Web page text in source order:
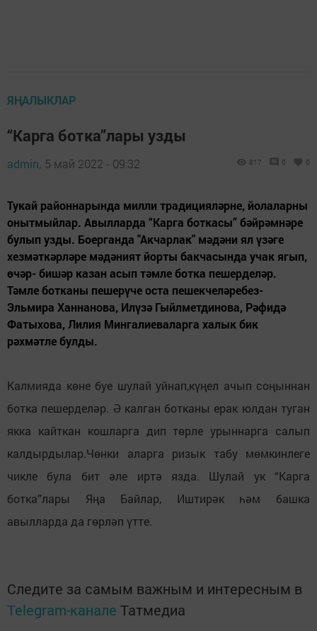
ЯҢАЛЫКЛАР
“Карга ботка”лары узды
admin, 5 май 2022 - 09:32 817 0 0
Тукай районнарында милли традицияләрне, йолаларны
онытмыйлар. Авылларда “Карга боткасы” бәйрәмнәре
булып узды. Боерганда "Акчарлак" мәдәни ял үзәге
хезмәткәрләре мәдәният йорты бакчасында учак ягып,
өчәр- бишәр казан асып тәмле ботка пешерделәр.
Тәмле ботканы пешерүче оста пешекчеләребез-
Эльмира Ханнанова, Илүзә Гыйлметдинова, Рәфидә
Фатыхова, Лилия Мингалиеваларга халык бик
рәхмәтле булды.
Калмияда көне буе шулай уйнап,күңел ачып соңыннан
ботка пешерделәр. Ә калган ботканы ерак юлдан туган
якка кайткан кошларга дип төрле урыннарга салып
калдырдылар.Чөнки аларга ризык табу мөмкинлеге
чикле була бит әле иртә язда. Шулай ук “Карга
ботка”лары Яңа Байлар, Иштирәк һәм башка
авылларда да гөрләп үтте.
Следите за самым важным и интересным в
Telegram-канале Татмедиа